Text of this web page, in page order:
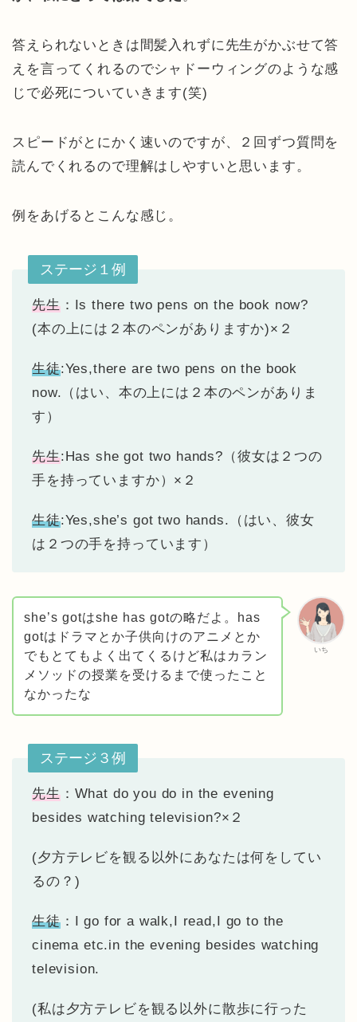
答えられないときは間髪入れずに先生がかぶせて答
えを言ってくれるのでシャドーウィングのような感
じで必死についていきます(笑)
スピードがとにかく速いのですが、２回ずつ質問を
読んでくれるので理解はしやすいと思います。
例をあげるとこんな感じ。
ステージ１例
先生：Is there two pens on the book now?
(本の上には２本のペンがありますか)×２
生徒:Yes,there are two pens on the book
now.（はい、本の上には２本のペンがありま
す）
先生:Has she got two hands?（彼女は２つの
手を持っていますか）×２
生徒:Yes,she’s got two hands.（はい、彼女
は２つの手を持っています）
いち
she’s gotはshe has gotの略だよ。has
gotはドラマとか子供向けのアニメとか
でもとてもよく出てくるけど私はカラン
メソッドの授業を受けるまで使ったこと
なかったな
ステージ３例
先生：What do you do in the evening
besides watching television?×２
(夕方テレビを観る以外にあなたは何をしてい
るの？)
生徒：I go for a walk,I read,I go to the
cinema etc.in the evening besides watching
television.
(私は夕方テレビを観る以外に散歩に行った